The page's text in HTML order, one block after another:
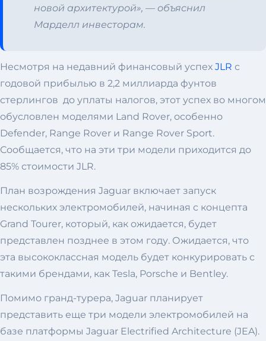
новой архитектурой», — объяснил
Марделл инвесторам.
Несмотря на недавний финансовый успех JLR с
годовой прибылью в 2,2 миллиарда фунтов
стерлингов до уплаты налогов, этот успех во многом
обусловлен моделями Land Rover, особенно
Defender, Range Rover и Range Rover Sport.
Сообщается, что на эти три модели приходится до
85% стоимости JLR.
План возрождения Jaguar включает запуск
нескольких электромобилей, начиная с концепта
Grand Tourer, который, как ожидается, будет
представлен позднее в этом году. Ожидается, что
эта высококлассная модель будет конкурировать с
такими брендами, как Tesla, Porsche и Bentley.
Помимо гранд-турера, Jaguar планирует
представить еще три модели электромобилей на
базе платформы Jaguar Electrified Architecture (JEA).